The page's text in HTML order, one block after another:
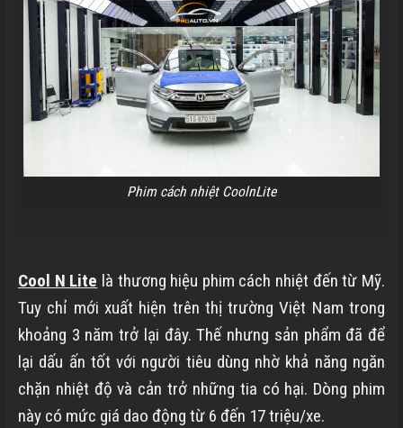
Phim cách nhiệt CoolnLite
Cool N Lite là thương hiệu phim cách nhiệt đến từ Mỹ.
Tuy chỉ mới xuất hiện trên thị trường Việt Nam trong
khoảng 3 năm trở lại đây. Thế nhưng sản phẩm đã để
lại dấu ấn tốt với người tiêu dùng nhờ khả năng ngăn
chặn nhiệt độ và cản trở những tia có hại. Dòng phim
này có mức giá dao động từ 6 đến 17 triệu/xe.